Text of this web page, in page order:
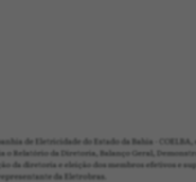
de Eletricidade do Estado da Bahia - COELBA,
o Relatório da Diretoria, Balanço Geral,
da diretoria e eleição dos membros efetivos e
da Eletrobras.